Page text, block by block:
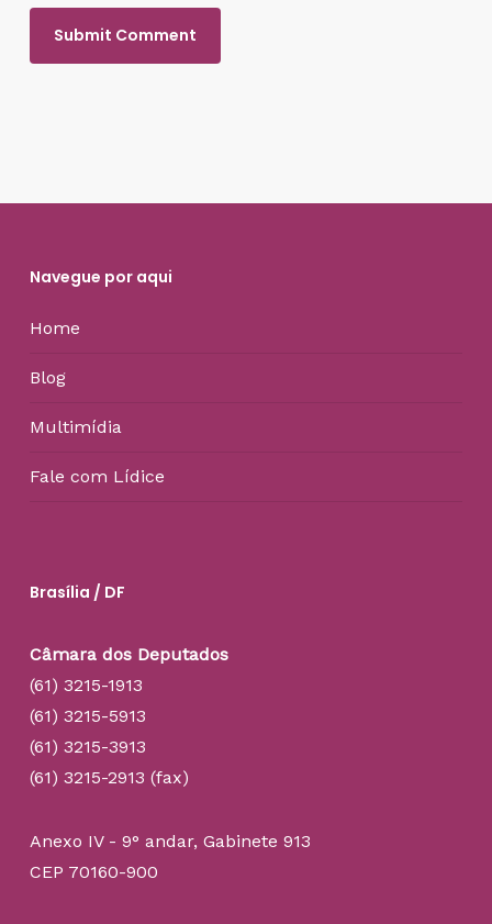
Navegue por aqui
Home
Blog
Multimídia
Fale com Lídice
Brasília / DF
Câmara dos Deputados
(61) 3215-1913
(61) 3215-5913
(61) 3215-3913
(61) 3215-2913 (fax)
Anexo IV - 9° andar, Gabinete 913
CEP 70160-900